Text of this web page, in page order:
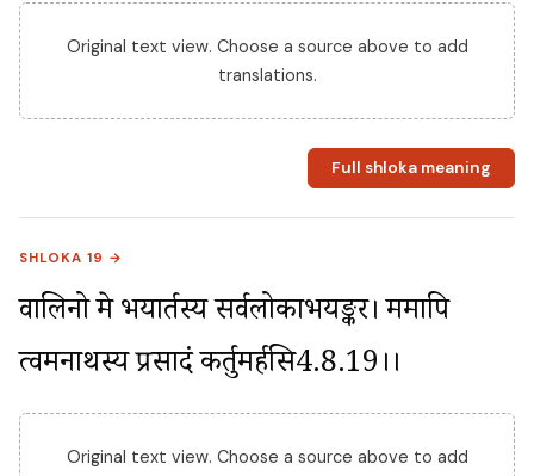
Original text view. Choose a source above to add
translations.
Full shloka meaning
SHLOKA 19 →
वालिनो मे भयार्तस्य सर्वलोकाभयङ्कर। ममापि
त्वमनाथस्य प्रसादं कर्तुमर्हसि4.8.19।।
Original text view. Choose a source above to add